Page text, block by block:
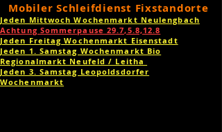
Mobiler Schleifdienst Fixstandorte
Jeden Mittwoch Wochenmarkt Neulengbach
Achtung Sommerpause 29.7,5.8,12.8
Jeden Freitag Wochenmarkt Eisenstadt
Jeden 1. Samstag Wochenmarkt Bio
Regionalmarkt Neufeld / Leitha
Jeden 3. Samstag Leopoldsdorfer
Wochenmarkt